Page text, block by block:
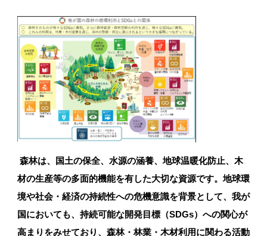
樹木・支障木でお困りの方
SDGsへの取組み
森林は、国土の保全、水源の涵養、地球温暖化防止、木
材の生産等の多面的機能を有した大切な資源です。地球環
境や社会・経済の持続性への危機意識を背景として、我が
国においても、持続可能な開発目標（SDGs）への関心が
高まりをみせており、森林・林業・木材利用に関わる活動